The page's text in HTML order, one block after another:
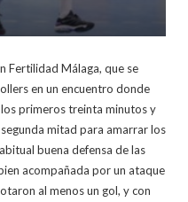
Fertilidad Málaga, que se
en un encuentro donde
primeros treinta minutos y
mitad para amarrar los
buena defensa de las
acompañada por un ataque
al menos un gol, y con